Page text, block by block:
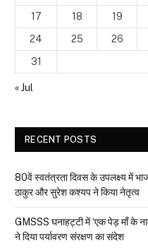
17
18 19
24
25 26
31
« Jul
RECENT POSTS
80वें स्वतंत्रता दिवस के उपलक्ष्य में
ठाकुर और सुरेश कश्यप ने किया नेतृत्व
GMSSS घनाहट्टी में ‘एक पेड़ माँ के
ने दिया पर्यावरण संरक्षण का संदेश